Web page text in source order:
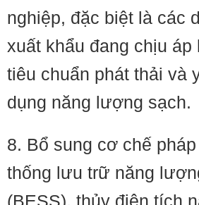
nghiệp, đặc biệt là các
xuất khẩu đang chịu
tiêu chuẩn phát thải và
dụng năng lượng sạch.
8. Bổ sung cơ chế
thống lưu trữ năng
(BESS), thủy điện tích